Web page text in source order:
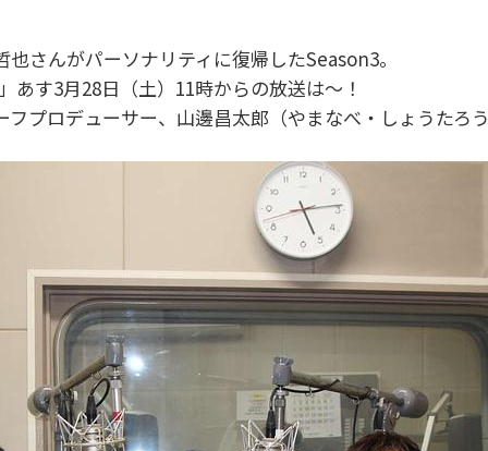
さんがパーソナリティに復帰したSeason3。
あす3月28日（土）11時からの放送は～！
プロデューサー、山邊昌太郎（やまなべ・しょうたろ